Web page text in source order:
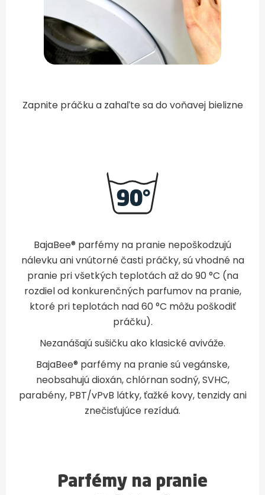
Zapnite práčku a zahaľte sa do voňavej bielizne
BajaBee® parfémy na pranie nepoškodzujú
nálevku ani vnútorné časti práčky, sú vhodné na
pranie pri všetkých teplotách až do 90 °C (na
rozdiel od konkurenčných parfumov na pranie,
ktoré pri teplotách nad 60 °C môžu poškodiť
práčku).
Nezanášajú sušičku ako klasické aviváže.
BajaBee® parfémy na pranie sú vegánske,
neobsahujú dioxán, chlórnan sodný, SVHC,
parabény, PBT/vPvB látky, ťažké kovy, tenzidy ani
znečisťujúce rezíduá.
Parfémy na pranie